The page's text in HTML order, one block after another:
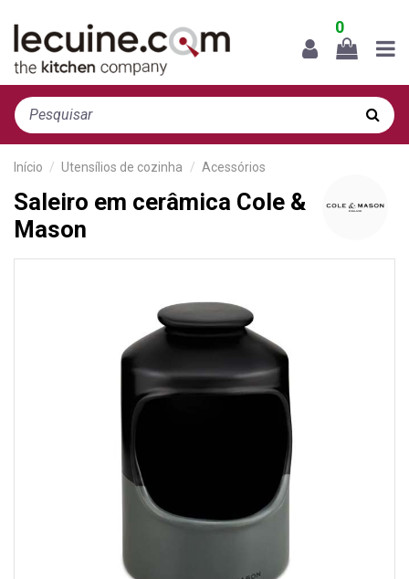
0
Início Utensílios de cozinha Acessórios
Saleiro em cerâmica Cole &
Mason